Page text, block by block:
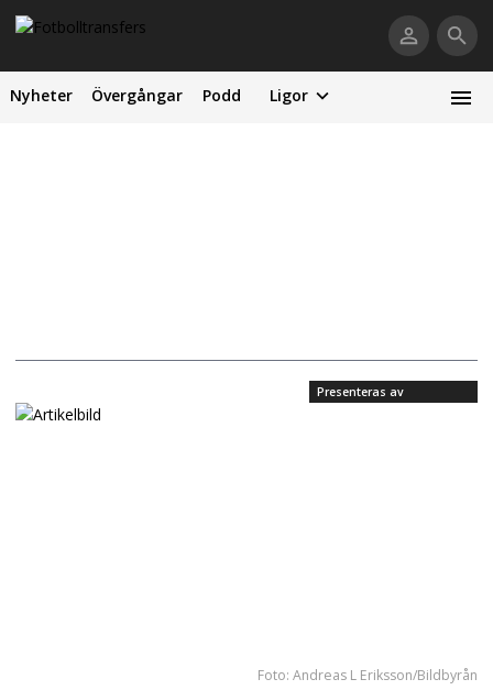
Nyheter Övergångar Podd Ligor
Presenteras av
Foto: Andreas L Eriksson/Bildbyrån